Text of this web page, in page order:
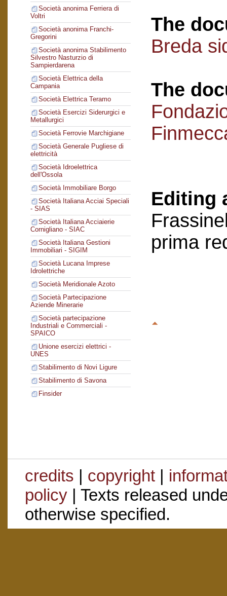
Società anonima Ferriera di
Voltri
Società anonima Franchi-
Gregorini
Società anonima Stabilimento
Silvestro Nasturzio di
Sampierdarena
Società Elettrica della
Campania
Società Elettrica Teramo
Società Esercizi Siderurgici e
Metallurgici
Società Ferrovie Marchigiane
Società Generale Pugliese di
elettricità
Società Idroelettrica
dell'Ossola
Società Immobiliare Borgo
Società Italiana Acciai Speciali
- SIAS
Società Italiana Acciaierie
Cornigliano - SIAC
Società Italiana Gestioni
Immobiliari - SIGIM
Società Lucana Imprese
Idrolettriche
Società Meridionale Azoto
Società Partecipazione
Aziende Minerarie
Società partecipazione
Industriali e Commerciali -
SPAICO
Unione esercizi elettrici -
UNES
Stabilimento di Novi Ligure
Stabilimento di Savona
Finsider
The
Breda
The
Editing
prima
credits | copyright|
policy| Texts released
otherwise specified.